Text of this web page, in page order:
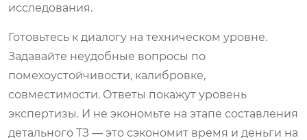
исследования.
Готовьтесь к диалогу на техническом уровне.
Задавайте неудобные вопросы по
помехоустойчивости, калибровке,
совместимости. Ответы покажут уровень
экспертизы. И не экономьте на этапе составления
детального ТЗ — это сэкономит время и деньги на